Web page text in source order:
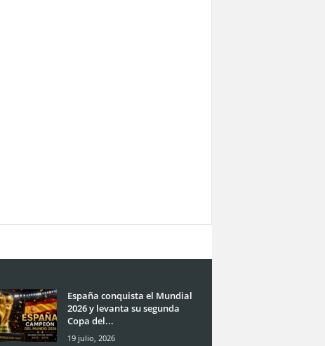
España conquista el Mundial
2026 y levanta su segunda
Copa del...
19 julio, 2026